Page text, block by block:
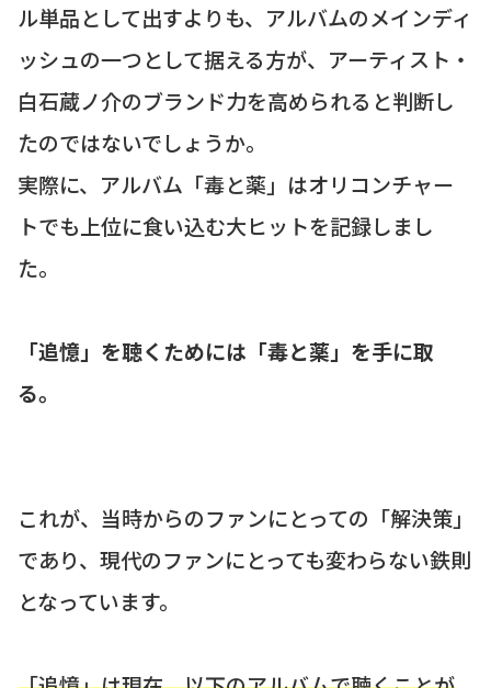
ル単品として出すよりも、アルバムのメインディ
ッシュの一つとして据える方が、アーティスト・
白石蔵ノ介のブランド力を高められると判断し
たのではないでしょうか。
実際に、アルバム「毒と薬」はオリコンチャー
トでも上位に食い込む大ヒットを記録しまし
た。
「追憶」を聴くためには「毒と薬」を手に取
る。
これが、当時からのファンにとっての「解決策」
であり、現代のファンにとっても変わらない鉄則
となっています。